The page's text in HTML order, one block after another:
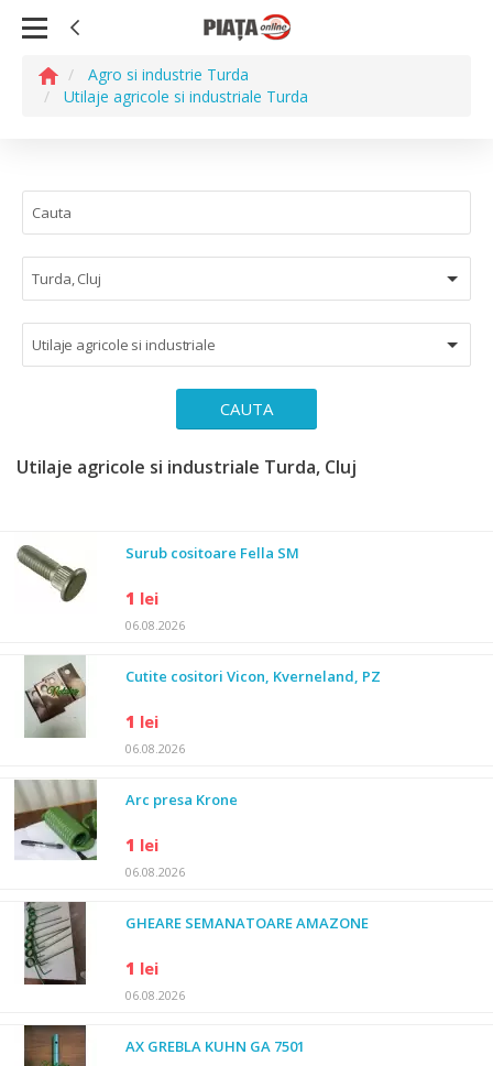
Agro si industrie Turda
Utilaje agricole si industriale Turda
Turda, Cluj
Utilaje agricole si industriale
CAUTA
Utilaje agricole si industriale Turda, Cluj
Surub cositoare Fella SM
1 lei
06.08.2026
Cutite cositori Vicon, Kverneland, PZ
1 lei
06.08.2026
Arc presa Krone
1 lei
06.08.2026
GHEARE SEMANATOARE AMAZONE
1 lei
06.08.2026
AX GREBLA KUHN GA 7501